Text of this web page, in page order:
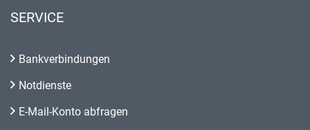
SERVICE
Bankverbindungen
Notdienste
E-Mail-Konto abfragen